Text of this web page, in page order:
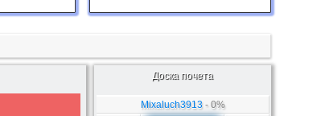
Доска почета
Mixaluch3913- 0%